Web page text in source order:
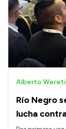
Transparencia
Presupuesto
Boletín Oficial
Compras y
Consulta de
Convocatorias
Intranet
Río Negro
lucha
Alberto